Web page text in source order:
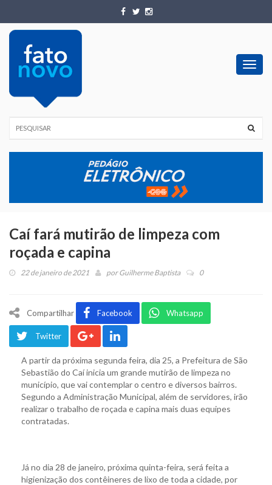
Caí fará mutirão de limpeza com
roçada e capina
22 de janeiro de 2021 porGuilherme Baptista 0
Compartilhar Facebook Whatsapp
Twitter
A partir da próxima segunda feira, dia 25, a Prefeitura de São
Sebastião do Caí inicia um grande mutirão de limpeza no
município, que vai contemplar o centro e diversos bairros.
Segundo a Administração Municipal, além de servidores, irão
realizar o trabalho de roçada e capina mais duas equipes
contratadas.
Já no dia 28 de janeiro, próxima quinta-feira, será feita a
higienização dos contêineres de lixo de toda a cidade, por